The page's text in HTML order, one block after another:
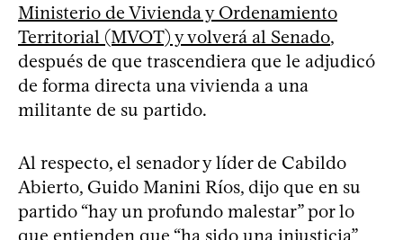
Ministerio de Vivienda y Ordenamiento
Territorial (MVOT) y volverá al Senado,
después de que trascendiera que le adjudicó
de forma directa una vivienda a una
militante de su partido.
Al respecto, el senador y líder de Cabildo
Abierto, Guido Manini Ríos, dijo que en su
partido “hay un profundo malestar” por lo
que entienden que “ha sido una injusticia”